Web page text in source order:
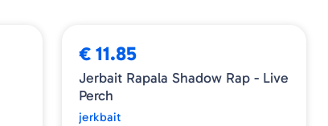
€ 11.85
Jerbait Rapala Shadow Rap - Live
Perch
jerkbait